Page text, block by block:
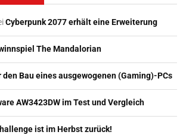
Cyberpunk 2077 erhält eine Erweiterung
The Mandalorian
den Bau eines ausgewogenen (Gaming)-PCs
AW3423DW im Test und Vergleich
ist im Herbst zurück!